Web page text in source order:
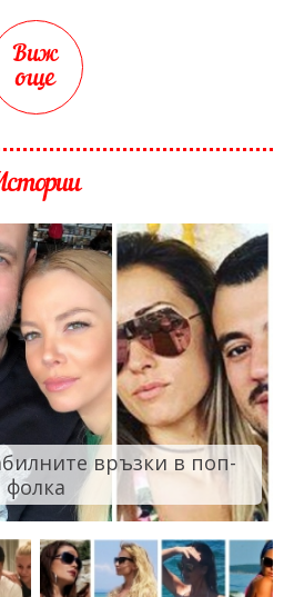
Виж
още
връзки в поп-
фолка